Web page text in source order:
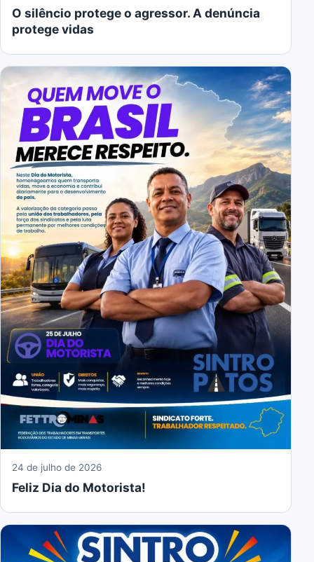
O silêncio protege o agressor. A denúncia
protege vidas
24 de julho de 2026
Feliz Dia do Motorista!